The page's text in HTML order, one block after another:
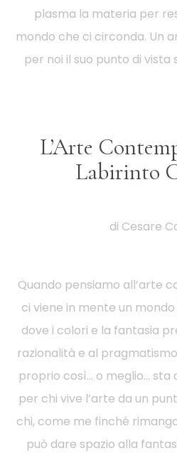
plasma la materia per
mondo che ci circonda. Un
per noi il suo punto di vista
L’Arte
Labirinto
di Cesare
Quando pensiamo all’arte
ci viene in mente un
dove i colori e la fantasia
razionalità e al
proprio così… o meglio…
per chi vive l’arte da un
chi, come me finché
può dare spazio alla